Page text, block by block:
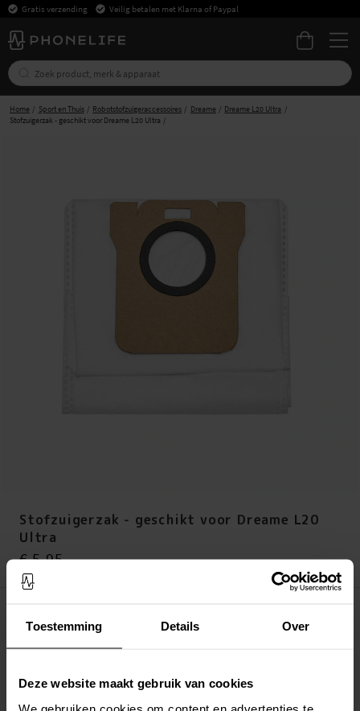
Toestemming Details Over
Deze website maakt gebruik van cookies
We gebruiken cookies om content en advertenties te
Gratis verzending Veilig betalen met Klarna of Paypal
Home Sport en Thuis Robotstofzuigeraccessoires Dreame
Dreame L20 Ultra
Stofzuigerzak - geschikt voor Dreame L20 Ultra
Stofzuigerzak - geschikt voor Dreame L20
Ultra
Prijs:€ 5,95
€ 5,95
Altijd gratis verzending
Snelle levering met DHL, Budbee of Postnord